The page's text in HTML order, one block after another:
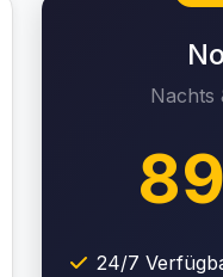
Nachts
24/7